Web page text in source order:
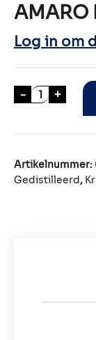
AMARO
Log in om
- AMARO
+
Artikelnummer:
Gedistilleerd,